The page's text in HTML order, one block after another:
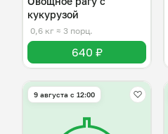
кукурузой
0,6 кг ≈ 3 порц.
640 ₽
9 августа с 12:00